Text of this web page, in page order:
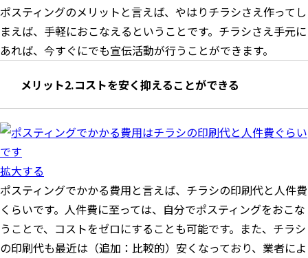
ポスティングのメリットと言えば、やはりチラシさえ作ってし
まえば、手軽におこなえるということです。チラシさえ手元に
あれば、今すぐにでも宣伝活動が行うことができます。
メリット2.コストを安く抑えることができる
拡大する
ポスティングでかかる費用と言えば、チラシの印刷代と人件費
くらいです。人件費に至っては、自分でポスティングをおこな
うことで、コストをゼロにすることも可能です。また、チラシ
の印刷代も最近は（追加：比較的）安くなっており、業者によ